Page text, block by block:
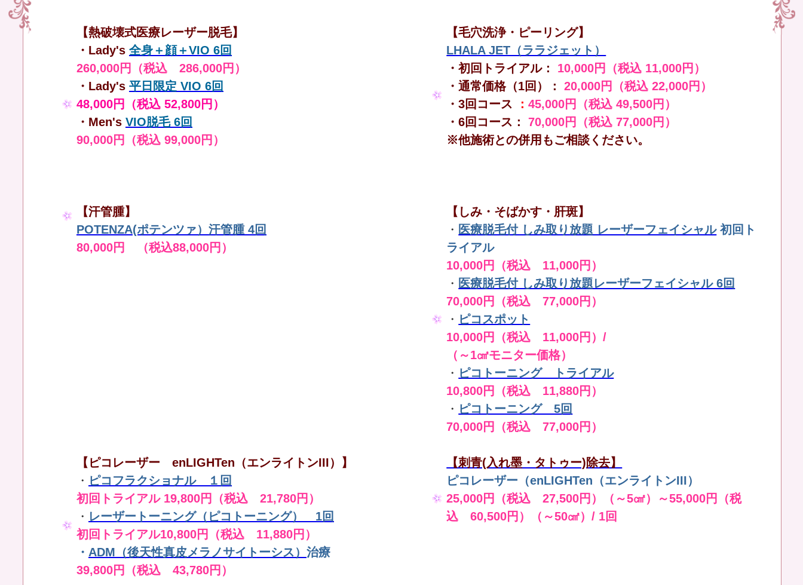
【熱破壊式医療レーザー脱毛】
・Lady's 全身＋顔＋VIO 6回
260,000円（税込 286,000円）
・Lady's 平日限定 VIO 6回
48,000円（税込 52,800円）
・Men's VIO脱毛 6回
90,000円（税込 99,000円）
【毛穴洗浄・ピーリング】
LHALA JET（ララジェット）
・初回トライアル： 10,000円（税込 11,000円）
・通常価格（1回）：
20,000円（税込 22,000円）
・3回コース ：45,000円（税込 49,500円）
・6回コース：
70,000円（税込 77,000円）
※他施術との併用もご相談ください。
【汗管腫】
POTENZA(ポテンツァ）汗管腫 4回
80,000円 （税込88,000円）
【しみ・そばかす・肝斑】
・ 医療脱毛付 しみ取り放題 レーザーフェイシャル 初回ト
ライアル
10,000円（税込 11,000円）
・ 医療脱毛付 しみ取り放題レーザーフェイシャル 6回
70,000円（税込 77,000円）
・ ピコスポット
10,000円（税込 11,000円）/
（～1㎠モニター価格）
・ ピコトーニング トライアル
10,800円（税込 11,880円）
・ ピコトーニング 5回
70,000円（税込 77,000円）
【ピコレーザー enLIGHTen（エンライトンIII）】
・ ピコフラクショナル １回
初回トライアル 19,800円（税込 21,780円）
・ レーザートーニング（ピコトーニング） 1回
初回トライアル10,800円（税込 11,880円）
・ ADM（後天性真皮メラノサイトーシス） 治療
39,800円（税込 43,780円）
【刺青(入れ墨・タトゥー)除去】
ピコレーザー（enLIGHTen（エンライトンIII）
25,000円（税込 27,500円）（～5㎠）～55,000円（税
込 60,500円）（～50㎠）/ 1回